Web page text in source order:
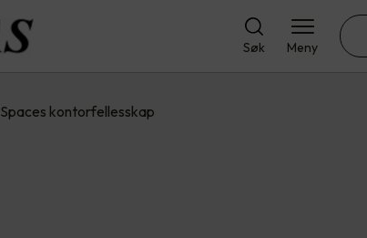
Søk Meny
Spaces kontorfellesskap